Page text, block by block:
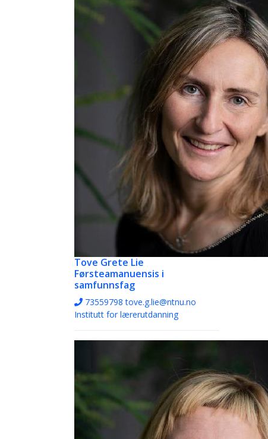
Tove Grete Lie
Førsteamanuensis i
samfunnsfag
73559798 tove.g.lie@ntnu.no
Institutt for lærerutdanning